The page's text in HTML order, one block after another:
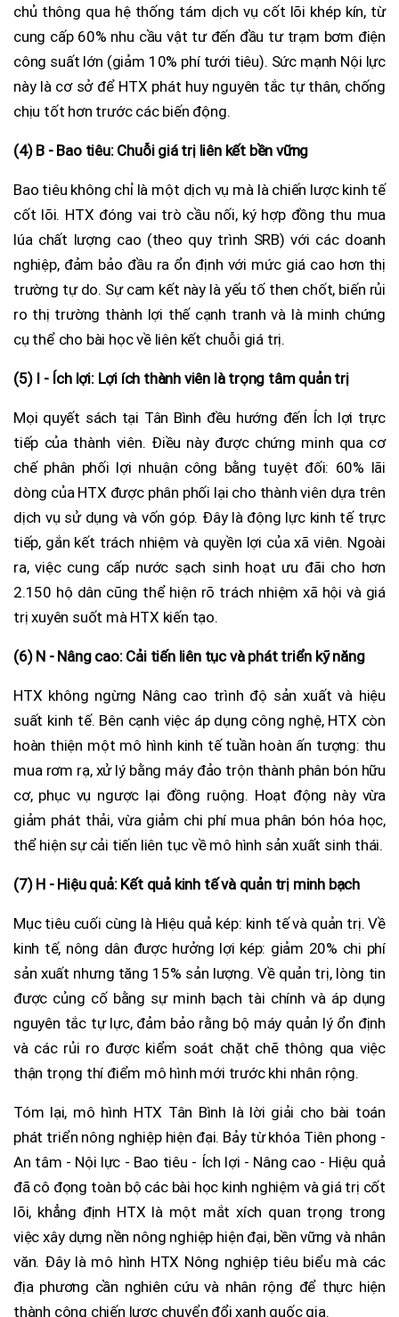
chủ thông qua hệ thống tám dịch vụ cốt lõi khép kín, từ
cung cấp 60% nhu cầu vật tư đến đầu tư trạm bơm điện
công suất lớn (giảm 10% phí tưới tiêu). Sức mạnh Nội lực
này là cơ sở để HTX phát huy nguyên tắc tự thân, chống
chịu tốt hơn trước các biến động.
(4) B - Bao tiêu: Chuỗi giá trị liên kết bền vững
Bao tiêu không chỉ là một dịch vụ mà là chiến lược kinh tế
cốt lõi. HTX đóng vai trò cầu nối, ký hợp đồng thu mua
lúa chất lượng cao (theo quy trình SRB) với các doanh
nghiệp, đảm bảo đầu ra ổn định với mức giá cao hơn thị
trường tự do. Sự cam kết này là yếu tố then chốt, biến rủi
ro thị trường thành lợi thế cạnh tranh và là minh chứng
cụ thể cho bài học về liên kết chuỗi giá trị.
(5) I - Ích lợi: Lợi ích thành viên là trọng tâm quản trị
Mọi quyết sách tại Tân Bình đều hướng đến Ích lợi trực
tiếp của thành viên. Điều này được chứng minh qua cơ
chế phân phối lợi nhuận công bằng tuyệt đối: 60% lãi
dòng của HTX được phân phối lại cho thành viên dựa trên
dịch vụ sử dụng và vốn góp. Đây là động lực kinh tế trực
tiếp, gắn kết trách nhiệm và quyền lợi của xã viên. Ngoài
ra, việc cung cấp nước sạch sinh hoạt ưu đãi cho hơn
2.150 hộ dân cũng thể hiện rõ trách nhiệm xã hội và giá
trị xuyên suốt mà HTX kiến tạo.
(6) N - Nâng cao: Cải tiến liên tục và phát triển kỹ năng
HTX không ngừng Nâng cao trình độ sản xuất và hiệu
suất kinh tế. Bên cạnh việc áp dụng công nghệ, HTX còn
hoàn thiện một mô hình kinh tế tuần hoàn ấn tượng: thu
mua rơm rạ, xử lý bằng máy đảo trộn thành phân bón hữu
cơ, phục vụ ngược lại đồng ruộng. Hoạt động này vừa
giảm phát thải, vừa giảm chi phí mua phân bón hóa học,
thể hiện sự cải tiến liên tục về mô hình sản xuất sinh thái.
(7) H - Hiệu quả: Kết quả kinh tế và quản trị minh bạch
Mục tiêu cuối cùng là Hiệu quả kép: kinh tế và quản trị. Về
kinh tế, nông dân được hưởng lợi kép: giảm 20% chi phí
sản xuất nhưng tăng 15% sản lượng. Về quản trị, lòng tin
được củng cố bằng sự minh bạch tài chính và áp dụng
nguyên tắc tự lực, đảm bảo rằng bộ máy quản lý ổn định
và các rủi ro được kiểm soát chặt chẽ thông qua việc
thận trọng thí điểm mô hình mới trước khi nhân rộng.
Tóm lại, mô hình HTX Tân Bình là lời giải cho bài toán
phát triển nông nghiệp hiện đại. Bảy từ khóa Tiên phong -
An tâm - Nội lực - Bao tiêu - Ích lợi - Nâng cao - Hiệu quả
đã cô đọng toàn bộ các bài học kinh nghiệm và giá trị cốt
lõi, khẳng định HTX là một mắt xích quan trọng trong
việc xây dựng nền nông nghiệp hiện đại, bền vững và nhân
văn. Đây là mô hình HTX Nông nghiệp tiêu biểu mà các
địa phương cần nghiên cứu và nhân rộng để thực hiện
thành công chiến lược chuyển đổi xanh quốc gia.